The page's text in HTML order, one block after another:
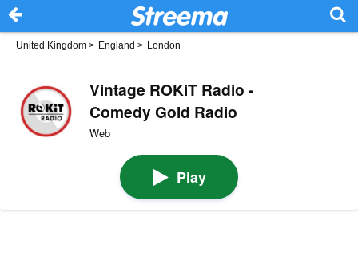
United Kingdom > England > London
Vintage ROKiT Radio -
Comedy Gold Radio
Web
Play